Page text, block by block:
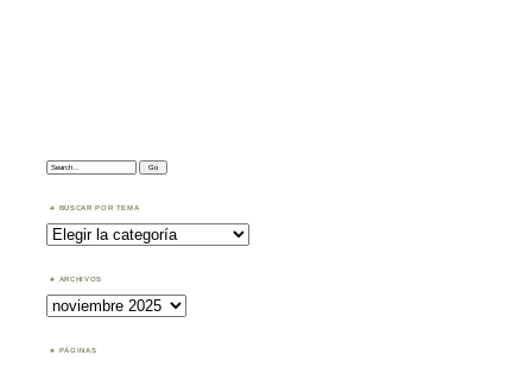
Search:
BUSCAR POR TEMA
Buscar
por
Tema
ARCHIVOS
Archivos
PÁGINAS